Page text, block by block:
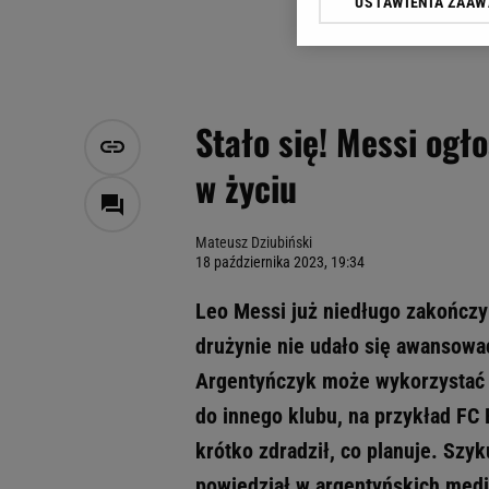
Stało się! Messi
w życiu
Mateusz Dziubiński
18 października 2023, 19:34
Leo Messi już niedługo
drużynie nie udało się
Argentyńczyk może
do innego klubu, na przykład
krótko zdradził, co planuje.
Klikając „Akceptuję”
Zaufanych Partnerów i
My, nasi Zaufani
Użycie dokładnych